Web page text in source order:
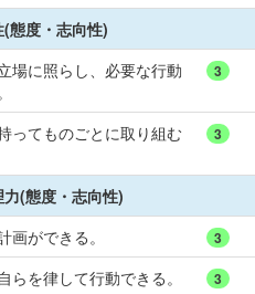
態度・志向性)
場に照らし、必要な行動
3
ってものごとに取り組む
3
力(態度・志向性)
画ができる。
3
らを律して行動できる。 3